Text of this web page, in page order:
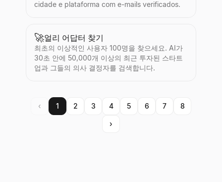
cidade e plataforma com e-mails verificados.
🚀얼리 어답터 찾기
최초의 이상적인 사용자 100명을 찾으세요. AI가
30초 안에 50,000개 이상의 최근 투자된 스타트
업과 그들의 의사 결정자를 검색합니다.
‹ 1 2 3 4 5 6 7 8
›